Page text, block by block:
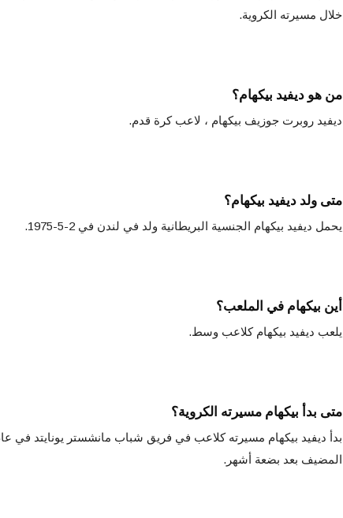
خلال مسيرته الكروية.
من هو ديفيد بيكهام؟
ديفيد روبرت جوزيف بيكهام ، لاعب كرة قدم.
متى ولد ديفيد بيكهام؟
يحمل ديفيد بيكهام الجنسية البريطانية ولد في لندن في 2-5-1975.
أين بيكهام في الملعب؟
يلعب ديفيد بيكهام كلاعب وسط.
متى بدأ بيكهام مسيرته الكروية؟
المضيف بعد بضعة أشهر.